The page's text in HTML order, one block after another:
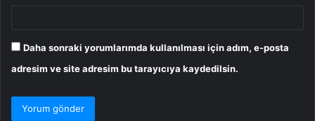
Daha sonraki yorumlarımda kullanılması için adım, e-posta
adresim ve site adresim bu tarayıcıya kaydedilsin.